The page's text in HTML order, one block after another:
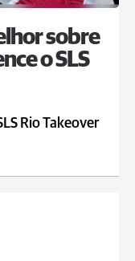
sobre
o SLS
Rio Takeover